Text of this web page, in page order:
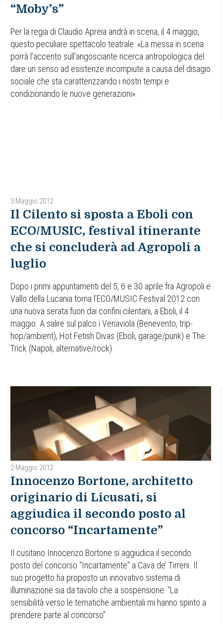
“Moby’s”
Per la regia di Claudio Apreia andrà in scena, il 4 maggio,
questo peculiare spettacolo teatrale: «La messa in scena
porrà l’accento sull’angosciante ricerca antropologica del
dare un senso ad esistenze incompiute a causa del disagio
sociale che sta caratterizzando i nostri tempi e
condizionando le nuove generazioni».
3 Maggio 2012
Il Cilento si sposta a Eboli con
ECO/MUSIC, festival itinerante
che si concluderà ad Agropoli a
luglio
Dopo i primi appuntamenti del 5, 6 e 30 aprile fra Agropoli e
Vallo della Lucania torna l’ECO/MUSIC Festival 2012 con
una nuova serata fuori dai confini cilentani, a Eboli, il 4
maggio. A salire sul palco i Venaviola (Benevento, trip-
hop/ambient), Hot Fetish Divas (Eboli, garage/punk) e The
Trick (Napoli, alternative/rock).
2 Maggio 2012
Innocenzo Bortone, architetto
originario di Licusati, si
aggiudica il secondo posto al
concorso “Incartamente”
Il cusitano Innocenzo Bortone si aggiudica il secondo
posto del concorso “Incartamente” a Cava de’ Tirreni. Il
suo progetto ha proposto un innovativo sistema di
illuminazione sia da tavolo che a sospensione: “La
sensibilità verso le tematiche ambientali mi hanno spinto a
prendere parte al concorso”.